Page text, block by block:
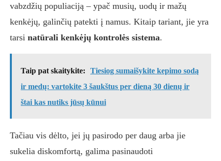
vabzdžių populiaciją – ypač musių, uodų ir mažų
kenkėjų, galinčių patekti į namus. Kitaip tariant, jie yra
tarsi natūrali kenkėjų kontrolės sistema.
Taip pat skaitykite:
Tiesiog sumaišykite kepimo sodą
ir medų: vartokite 3 šaukštus per dieną 30 dienų ir
štai kas nutiks jūsų kūnui
Tačiau vis dėlto, jei jų pasirodo per daug arba jie
sukelia diskomfortą, galima pasinaudoti